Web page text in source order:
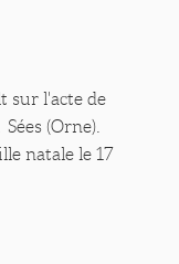
sur l'acte de
(Orne).
natale le 17